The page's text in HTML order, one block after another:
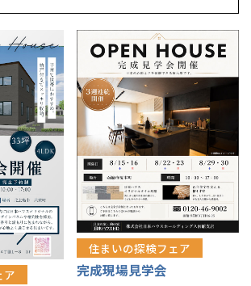
ル
ンター
リフォーム
ット
テム
プ
ア
住まいの探検フェア
完成現場見学会